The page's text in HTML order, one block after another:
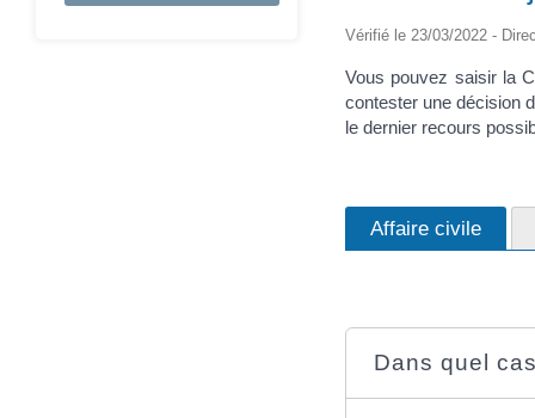
Vérifié le 23/03/2022 -
Vous pouvez saisir la
contester une décision
le dernier recours
Affaire civile
Dans quel